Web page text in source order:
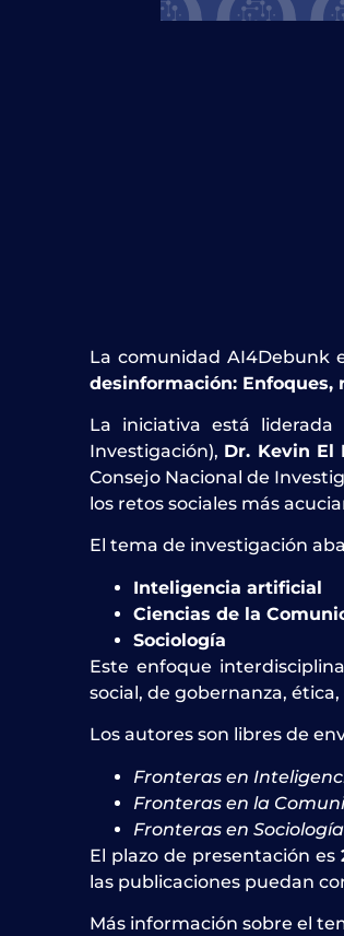
La comunidad AI4Debunk
desinformación: Enfoques,
La iniciativa está liderada
Investigación), Dr. Kevin El
Consejo Nacional de
los retos sociales más
El tema de investigación
Inteligencia artificial
Ciencias de la
Sociología
Este enfoque
social, de gobernanza,
Los autores son libres de
Fronteras en
Fronteras en la
Fronteras en Sociología
El plazo de presentación es
las publicaciones puedan
Más información sobre el